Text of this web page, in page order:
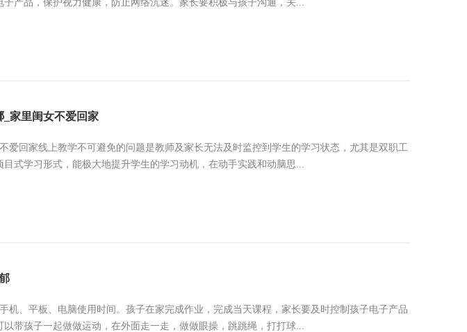
产品，保护视力健康，防止网络沉迷。家长要积极与孩子沟通，关...
家里闺女不爱回家
爱回家线上教学不可避免的问题是教师及家长无法及时监控到学生的学习状态，尤其是双职工
式学习形式，能极大地提升学生的学习动机，在动手实践和动脑思...
机、平板、电脑使用时间。孩子在家完成作业，完成当天课程，家长要及时控制孩子电子产品
带孩子一起做做运动，在外面走一走，做做眼操，跳跳绳，打打球...